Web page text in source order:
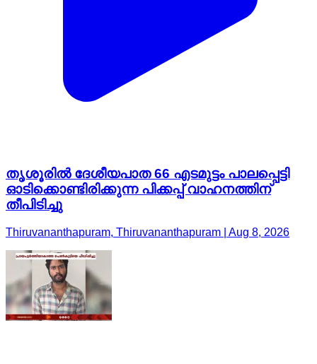
തൃശൂരിൽ ദേശീയപാത 66 എടമുട്ടം പാലപ്പെട്ടി
ഓടിക്കൊണ്ടിരിക്കുന്ന പിക്കപ്പ് വാഹനത്തിന്
തീപിടിച്ചു
Thiruvananthapuram, Thiruvananthapuram | Aug 8, 2026